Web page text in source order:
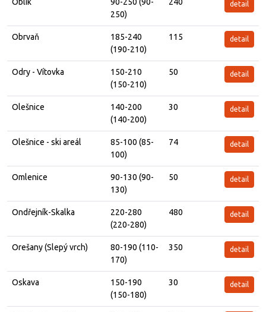
250)
detail
Obrvaň
185-240
(190-210)
115 detail
Odry - Vítovka
150-210
(150-210)
50 detail
Olešnice
140-200
(140-200)
30 detail
Olešnice - ski areál
85-100 (85-
100)
74 detail
Omlenice
90-130 (90-
130)
50 detail
Ondřejník-Skalka
220-280
(220-280)
480 detail
Orešany (Slepý vrch)
80-190 (110-
170)
350 detail
Oskava
150-190
(150-180)
30 detail